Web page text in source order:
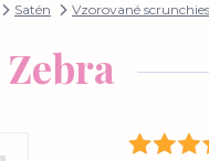
Satén Vzorované scrunchies
Zebra